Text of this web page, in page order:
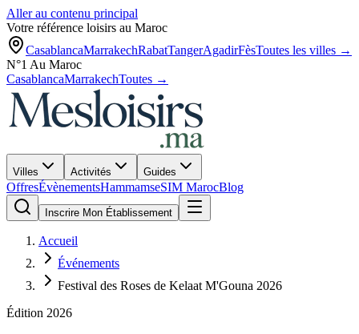
Aller au contenu principal
Votre référence loisirs au Maroc
CasablancaMarrakechRabatTangerAgadirFèsToutes les villes →
N°1 Au Maroc
CasablancaMarrakechToutes →
Villes Activités Guides
OffresÉvènementsHammamseSIM MarocBlog
Inscrire Mon Établissement
Accueil
Événements
Festival des Roses de Kelaat M'Gouna 2026
Édition 2026